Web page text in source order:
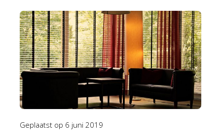
Geplaatst op 6 juni 2019